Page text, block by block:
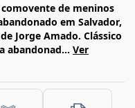
de meninos
em Salvador,
Jorge Amado. Clássico
abandonad... Ver